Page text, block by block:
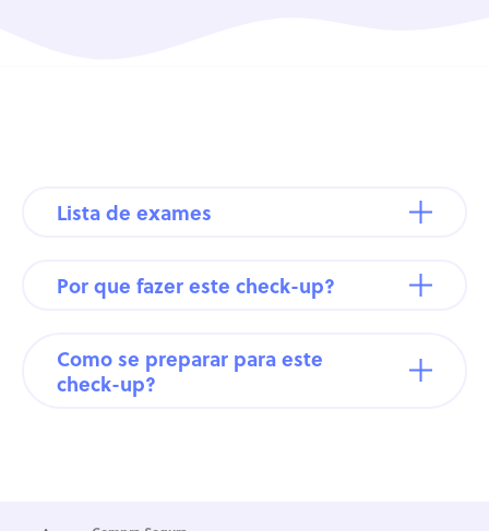
Lista de exames
Por que fazer este check-up?
Como se preparar para este
check-up?